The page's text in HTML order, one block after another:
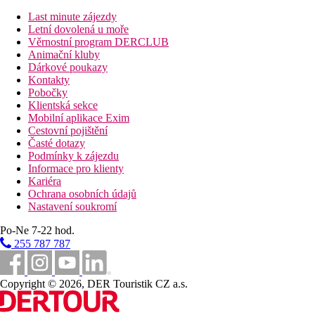
Hotel nabízí ubytování se snídaní, polopenzí nebo plnou penzí
Vzdálenosti
0 m
Vzdálenost k pláži
59 km
Vzdálenost od nejbližšího letiště
Pláž
Lehátka na pláži za poplatek
Slunečníky na pláži za poplatek
Hotel přímo u pláže
Plážová dovolená
Bazény
Lehátka a slunečníky u bazénu zdarma
Dětský bazén
Last minute zájezdy
Letní dovolená u moře
Věrnostní program DERCLUB
Animační kluby
Dárkové poukazy
Kontakty
Pobočky
Klientská sekce
Mobilní aplikace Exim
Cestovní pojištění
Časté dotazy
Podmínky k zájezdu
Informace pro klienty
Kariéra
Ochrana osobních údajů
Nastavení soukromí
Po-Ne 7-22 hod.
255 787 787
Copyright © 2026, DER Touristik CZ a.s.